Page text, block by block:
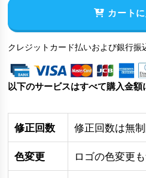
カート
クレジットカード払いおよび銀行振
以下のサービスはすべて購入金
修正回数 修正回数は無
色変更 ロゴの色変更